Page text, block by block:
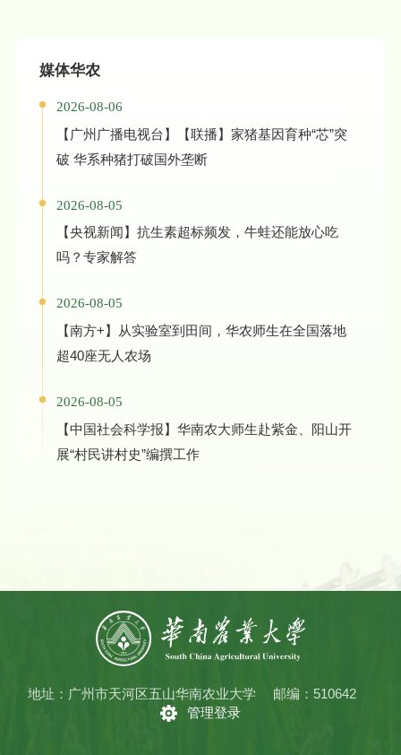
媒体华农
2026-08-06
【广州广播电视台】【联播】家猪基因育种“芯”突
破 华系种猪打破国外垄断
2026-08-05
【央视新闻】抗生素超标频发，牛蛙还能放心吃
吗？专家解答
2026-08-05
【南方+】从实验室到田间，华农师生在全国落地
超40座无人农场
2026-08-05
【中国社会科学报】华南农大师生赴紫金、阳山开
展“村民讲村史”编撰工作
地址：广州市天河区五山华南农业大学
邮编：510642
管理登录